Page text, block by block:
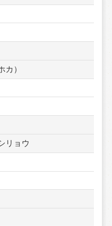
）
リョウ